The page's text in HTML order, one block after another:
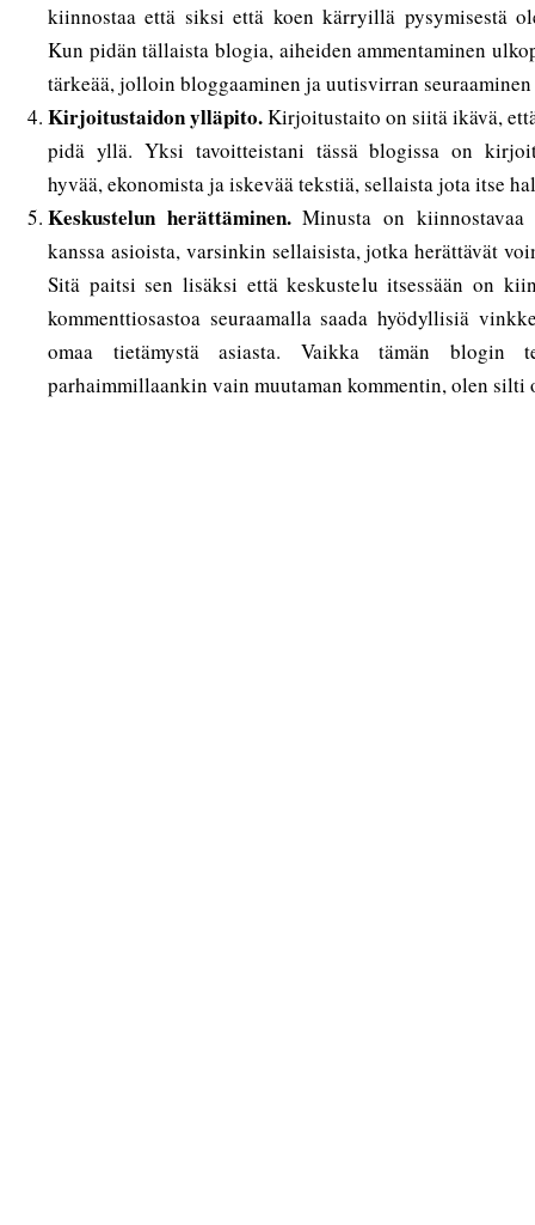
kiinnostaa että siksi että koen kärryillä pysymisestä
Kun pidän tällaista blogia, aiheiden ammentaminen
tärkeää, jolloin bloggaaminen ja uutisvirran
Kirjoitustaidon ylläpito.Kirjoitustaito on siitä ikävä,
pidä yllä. Yksi tavoitteistani tässä blogissa on
hyvää, ekonomista ja iskevää tekstiä, sellaista jota itse
Keskustelun herättäminen.Minusta on kiinnostavaa
kanssa asioista, varsinkin sellaisista, jotka herättävät
Sitä paitsi sen lisäksi että keskustelu itsessään on
kommenttiosastoa seuraamalla saada hyödyllisiä
omaa tietämystä asiasta. Vaikka tämän blogin
parhaimmillaankin vain muutaman kommentin, olen silti